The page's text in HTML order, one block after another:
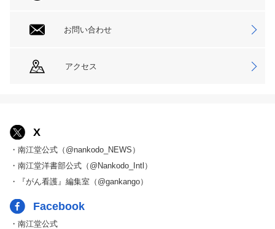
お問い合わせ
アクセス
X
・南江堂公式（@nankodo_NEWS）
・南江堂洋書部公式（@Nankodo_Intl）
・『がん看護』編集室（@gankango）
Facebook
・南江堂公式